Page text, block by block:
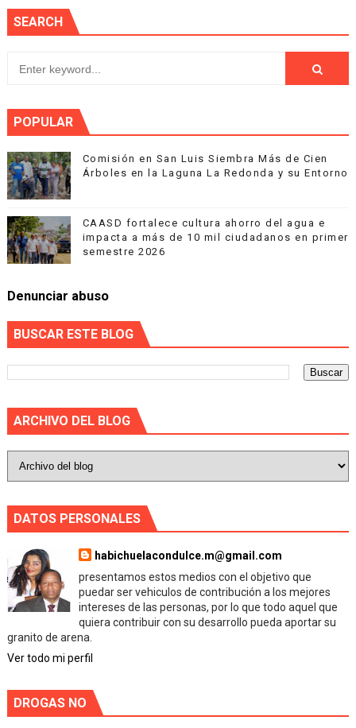
SEARCH
POPULAR
Comisión en San Luis Siembra Más de Cien
Árboles en la Laguna La Redonda y su Entorno
CAASD fortalece cultura ahorro del agua e
impacta a más de 10 mil ciudadanos en primer
semestre 2026
Denunciar abuso
BUSCAR ESTE BLOG
ARCHIVO DEL BLOG
DATOS PERSONALES
habichuelacondulce.m@gmail.com
presentamos estos medios con el objetivo que
puedar ser vehiculos de contribución a los mejores
intereses de las personas, por lo que todo aquel que
quiera contribuir con su desarrollo pueda aportar su
granito de arena.
Ver todo mi perfil
DROGAS NO